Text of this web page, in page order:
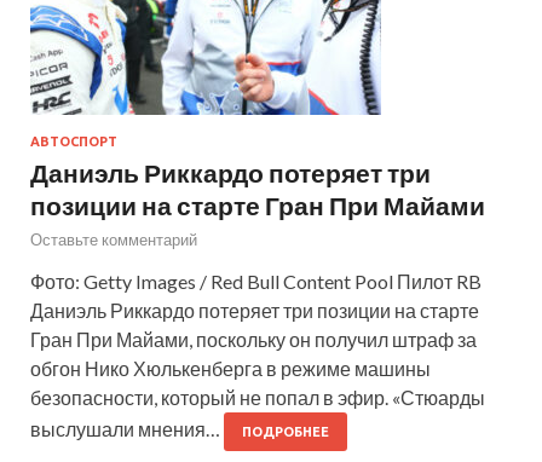
АВТОСПОРТ
Даниэль Риккардо потеряет три
позиции на старте Гран При Майами
Оставьте комментарий
Фото: Getty Images / Red Bull Content Pool Пилот RB
Даниэль Риккардо потеряет три позиции на старте
Гран При Майами, поскольку он получил штраф за
обгон Нико Хюлькенберга в режиме машины
безопасности, который не попал в эфир. «Стюарды
выслушали мнения…
ПОДРОБНЕЕ